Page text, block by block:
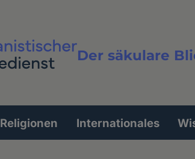
Der säkulare
Volltextsuche
Religionen Internationales